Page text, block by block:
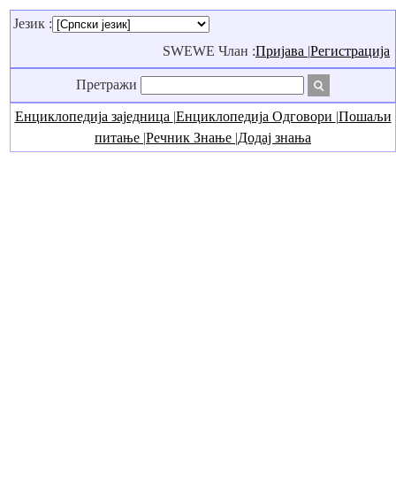
Језик :
SWEWE Члан :Пријава |Регистрација
Претражи
Енциклопедија заједница |Енциклопедија Одговори |Пошаљи
питање |Речник Знање |Додај знања